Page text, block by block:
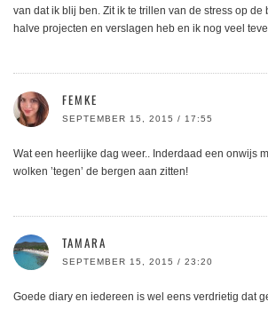
van dat ik blij ben. Zit ik te trillen van de stress op de
halve projecten en verslagen heb en ik nog veel
FEMKE
SEPTEMBER 15, 2015 / 17:55
Wat een heerlijke dag weer.. Inderdaad een onwijs
wolken ’tegen’ de bergen aan zitten!
TAMARA
SEPTEMBER 15, 2015 / 23:20
Goede diary en iedereen is wel eens verdrietig dat